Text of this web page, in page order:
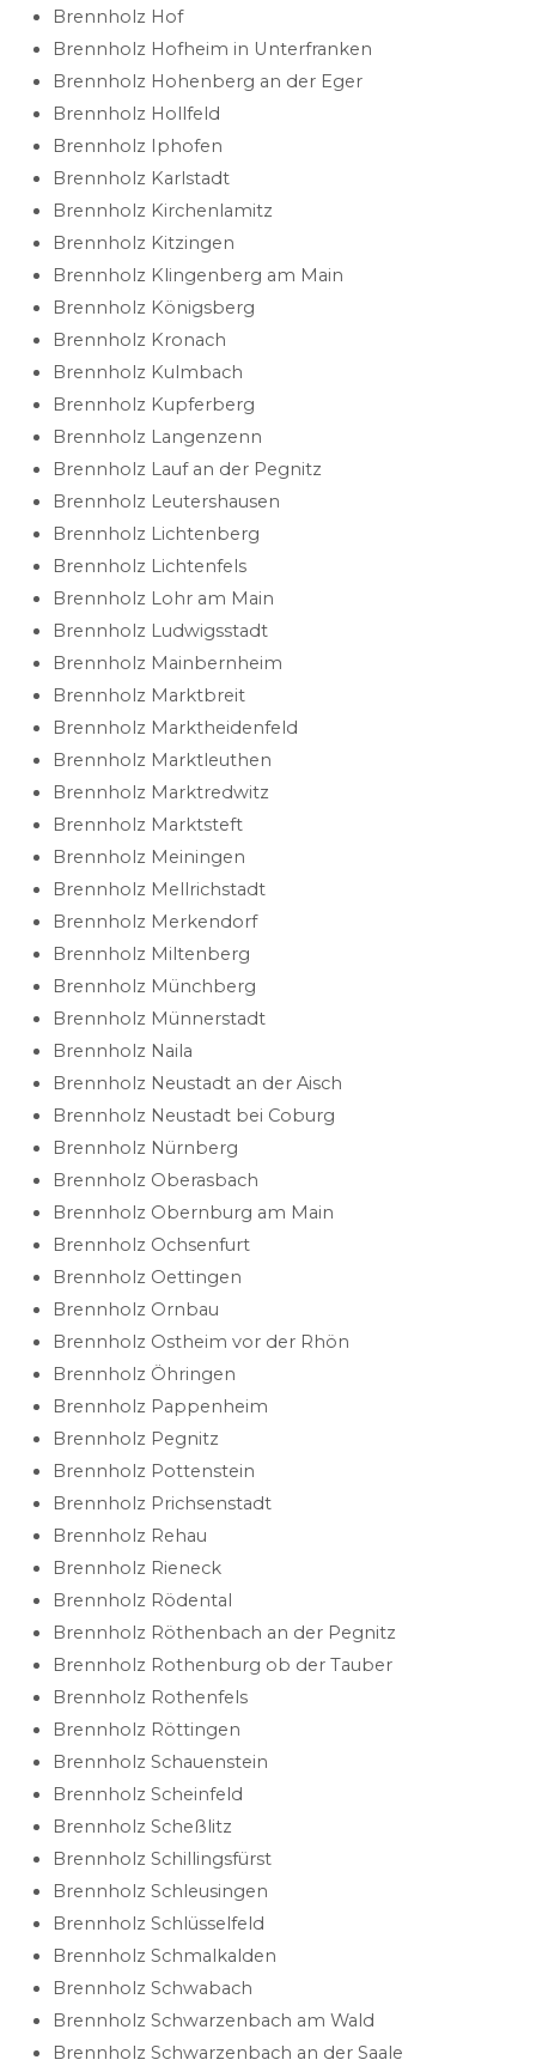
Brennholz Hof
Brennholz Hofheim in Unterfranken
Brennholz Hohenberg an der Eger
Brennholz Hollfeld
Brennholz Iphofen
Brennholz Karlstadt
Brennholz Kirchenlamitz
Brennholz Kitzingen
Brennholz Klingenberg am Main
Brennholz Königsberg
Brennholz Kronach
Brennholz Kulmbach
Brennholz Kupferberg
Brennholz Langenzenn
Brennholz Lauf an der Pegnitz
Brennholz Leutershausen
Brennholz Lichtenberg
Brennholz Lichtenfels
Brennholz Lohr am Main
Brennholz Ludwigsstadt
Brennholz Mainbernheim
Brennholz Marktbreit
Brennholz Marktheidenfeld
Brennholz Marktleuthen
Brennholz Marktredwitz
Brennholz Marktsteft
Brennholz Meiningen
Brennholz Mellrichstadt
Brennholz Merkendorf
Brennholz Miltenberg
Brennholz Münchberg
Brennholz Münnerstadt
Brennholz Naila
Brennholz Neustadt an der Aisch
Brennholz Neustadt bei Coburg
Brennholz Nürnberg
Brennholz Oberasbach
Brennholz Obernburg am Main
Brennholz Ochsenfurt
Brennholz Oettingen
Brennholz Ornbau
Brennholz Ostheim vor der Rhön
Brennholz Öhringen
Brennholz Pappenheim
Brennholz Pegnitz
Brennholz Pottenstein
Brennholz Prichsenstadt
Brennholz Rehau
Brennholz Rieneck
Brennholz Rödental
Brennholz Röthenbach an der Pegnitz
Brennholz Rothenburg ob der Tauber
Brennholz Rothenfels
Brennholz Röttingen
Brennholz Schauenstein
Brennholz Scheinfeld
Brennholz Scheßlitz
Brennholz Schillingsfürst
Brennholz Schleusingen
Brennholz Schlüsselfeld
Brennholz Schmalkalden
Brennholz Schwabach
Brennholz Schwarzenbach am Wald
Brennholz Schwarzenbach an der Saale